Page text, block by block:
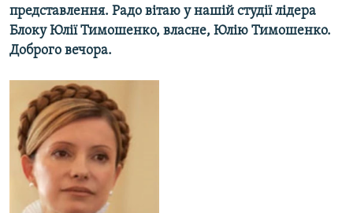
КРИМ РЕАЛІЇ
РУС
КТАТ
ДОЛУЧАЙСЯ!
представлення. Радо вітаю у нашій студії лідера
Блоку Юлії Тимошенко, власне, Юлію Тимошенко.
Доброго вечора.